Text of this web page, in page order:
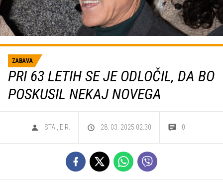
ZABAVA
PRI 63 LETIH SE JE ODLOČIL, DA BO
POSKUSIL NEKAJ NOVEGA
STA, E.R. 28. 03. 2025 02.30 0